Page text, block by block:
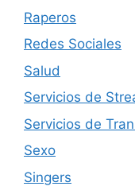
Raperos
Redes Sociales
Salud
Servicios de
Servicios de
Sexo
Singers